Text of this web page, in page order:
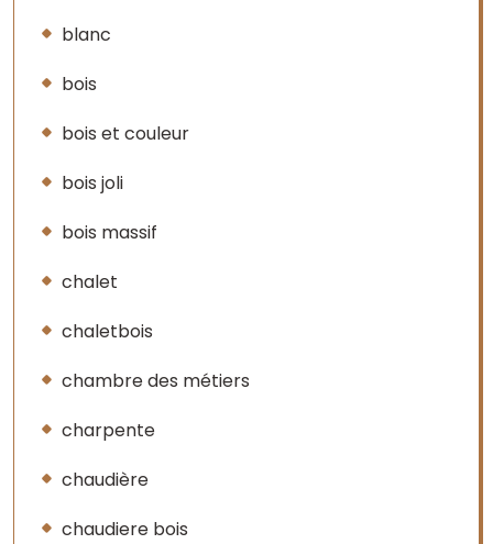
blanc
bois
bois et couleur
bois joli
bois massif
chalet
chaletbois
chambre des métiers
charpente
chaudière
chaudiere bois